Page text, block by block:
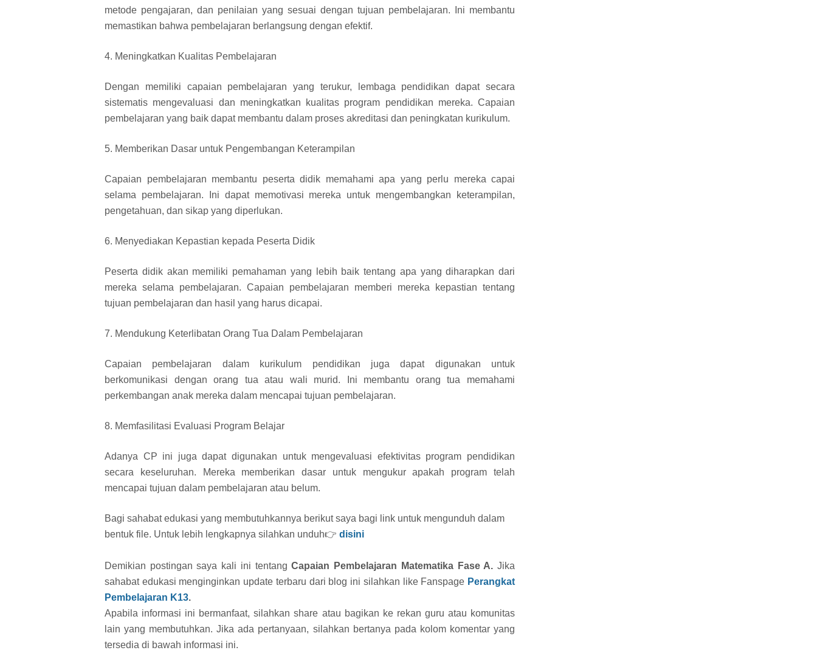
metode pengajaran, dan penilaian yang sesuai dengan tujuan pembelajaran. Ini membantu
memastikan bahwa pembelajaran berlangsung dengan efektif.
4. Meningkatkan Kualitas Pembelajaran
Dengan memiliki capaian pembelajaran yang terukur, lembaga pendidikan dapat secara
sistematis mengevaluasi dan meningkatkan kualitas program pendidikan mereka. Capaian
pembelajaran yang baik dapat membantu dalam proses akreditasi dan peningkatan kurikulum.
5. Memberikan Dasar untuk Pengembangan Keterampilan
Capaian pembelajaran membantu peserta didik memahami apa yang perlu mereka capai
selama pembelajaran. Ini dapat memotivasi mereka untuk mengembangkan keterampilan,
pengetahuan, dan sikap yang diperlukan.
6. Menyediakan Kepastian kepada Peserta Didik
Peserta didik akan memiliki pemahaman yang lebih baik tentang apa yang diharapkan dari
mereka selama pembelajaran. Capaian pembelajaran memberi mereka kepastian tentang
tujuan pembelajaran dan hasil yang harus dicapai.
7. Mendukung Keterlibatan Orang Tua Dalam Pembelajaran
Capaian pembelajaran dalam kurikulum pendidikan juga dapat digunakan untuk
berkomunikasi dengan orang tua atau wali murid. Ini membantu orang tua memahami
perkembangan anak mereka dalam mencapai tujuan pembelajaran.
8. Memfasilitasi Evaluasi Program Belajar
Adanya CP ini juga dapat digunakan untuk mengevaluasi efektivitas program pendidikan
secara keseluruhan. Mereka memberikan dasar untuk mengukur apakah program telah
mencapai tujuan dalam pembelajaran atau belum.
Bagi sahabat edukasi yang membutuhkannya berikut saya bagi link untuk mengunduh dalam
bentuk file. Untuk lebih lengkapnya silahkan unduh👉 disini
Demikian postingan saya kali ini tentangCapaian Pembelajaran Matematika Fase A.Jika
sahabat edukasi menginginkan update terbaru dari blog ini silahkan like Fanspage Perangkat
Pembelajaran K13.
Apabila informasi ini bermanfaat, silahkan share atau bagikan ke rekan guru atau komunitas
lain yang membutuhkan. Jika ada pertanyaan, silahkan bertanya pada kolom komentar yang
tersedia di bawah informasi ini.